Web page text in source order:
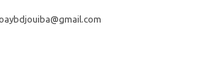
gmail.com